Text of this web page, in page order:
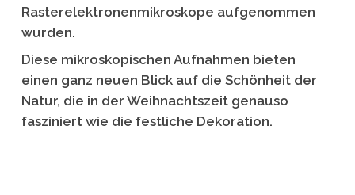
Rasterelektronenmikroskope aufgenommen
wurden.
Diese mikroskopischen Aufnahmen bieten
einen ganz neuen Blick auf die Schönheit der
Natur, die in der Weihnachtszeit genauso
fasziniert wie die festliche Dekoration.